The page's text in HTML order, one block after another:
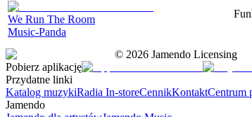
We Run The Room
Music-Panda
© 2026 Jamendo Licensing
Pobierz aplikację
Przydatne linki
Katalog muzykiRadia In-storeCennikKontaktCentrum
Jamendo